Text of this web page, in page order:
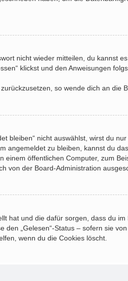
nicht wieder mitteilen, du kannst
klickst und den Anweisungen
so wende dich an die
bleiben“ nicht auswählst, wirst du
angemeldet zu bleiben, kannst du
einem öffentlichen Computer, zum
von der Board-Administration
hat und die dafür sorgen, dass du
„Gelesen“-Status – sofern sie
wenn du die Cookies löscht.